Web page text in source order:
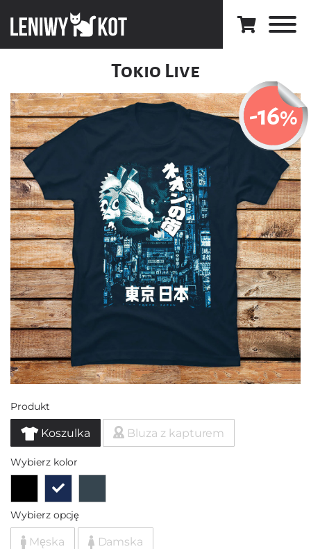
Tokio Live
-16%
Produkt
Koszulka Bluza z kapturem
Wybierz kolor
Wybierz opcję
Męska Damska